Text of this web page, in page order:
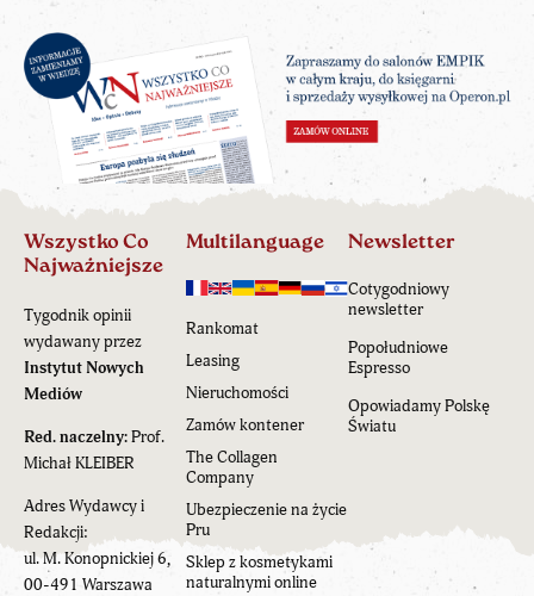
Wszystko Co
Najważniejsze
Tygodnik opinii
wydawany przez
Instytut Nowych
Mediów
Red. naczelny:Prof.
Michał KLEIBER
Adres Wydawcy i
Redakcji:
ul. M. Konopnickiej 6,
00-491 Warszawa
Multilanguage
Rankomat
Leasing
Nieruchomości
Zamów kontener
The Collagen
Company
Ubezpieczenie na życie
Pru
Sklep z kosmetykami
naturalnymi online
Newsletter
Cotygodniowy
newsletter
Popołudniowe
Espresso
Opowiadamy Polskę
Światu